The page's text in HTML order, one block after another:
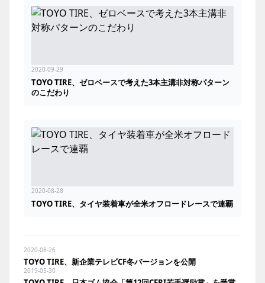
2020-09-29
TOYO TIRE、ゼロベースで考えた3本主溝非対称パターン
のこだわり
2020-08-28
TOYO TIRE、タイヤ装着車が全米オフロードレースで連覇
2020-08-26
TOYO TIRE、新企業テレビCF冬バージョンを公開
2019-05-30